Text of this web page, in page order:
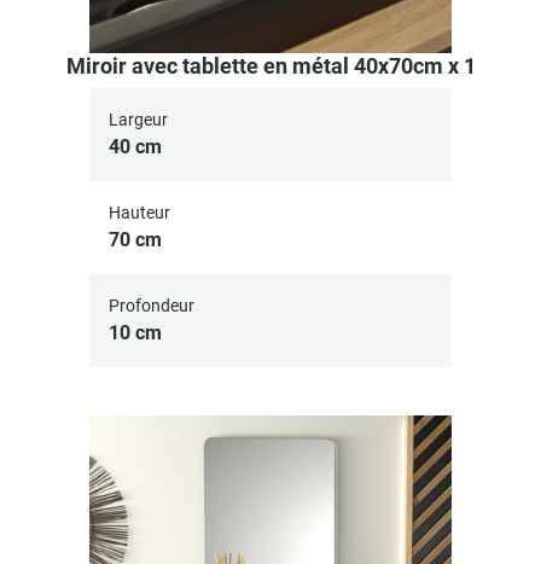
Miroir avec tablette en métal 40x70cm x 1
Largeur
40 cm
Hauteur
70 cm
Profondeur
10 cm